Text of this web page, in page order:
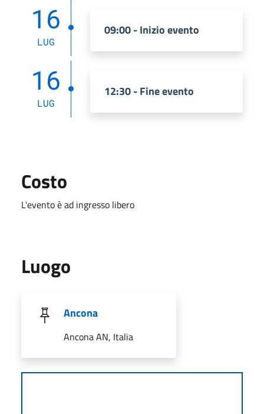
16
LUG
09:00 - Inizio evento
16
LUG
12:30 - Fine evento
Costo
L'evento è ad ingresso libero
Luogo
Ancona
Ancona AN, Italia